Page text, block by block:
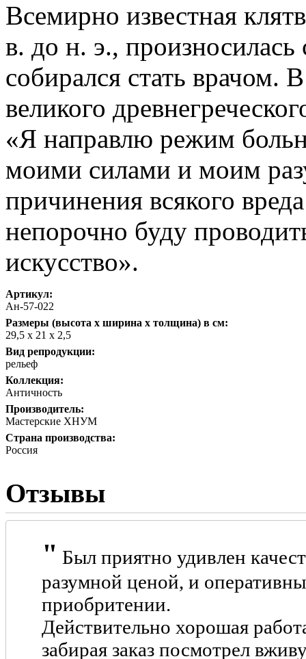
Всемирно известная
в. до н. э.,
собирался стать врачом.
великого
«Я направлю режим
моими силами и моим
причинения всякого
непорочно буду
искусство».
Артикул:
Ан-57-022
Размеры (высота х ширина х толщина) в см:
29,5 х 21 х 2,5
Вид репродукции:
рельеф
Коллекция:
Античность
Производитель:
Мастерские ХНУМ
Страна производства:
Россия
Отзывы
Был приятно удивлен
разумной ценой, и
приобритении.
Действительно хорошая
забирая заказ посмотрел